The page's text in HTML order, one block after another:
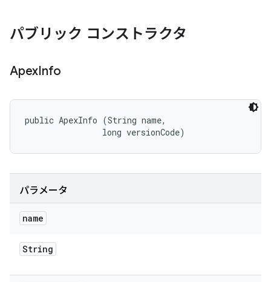
パブリック コンストラクタ
ApexInfo
public ApexInfo (String name,
                long versionCode)
パラメータ
name
String